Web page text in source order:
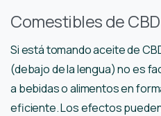
Comestibles de
Si está tomando aceite de
(debajo de la lengua) no es
a bebidas o alimentos en
eficiente. Los efectos